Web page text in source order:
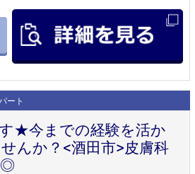
パート
★今までの経験を活か
んか？<酒田市>皮膚科
◎